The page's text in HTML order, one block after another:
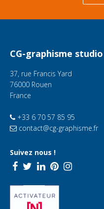
CG-graphisme
37, rue Francis Yard
76000 Rouen
France
+33 6 70 57 85 95
contact@cg-graphisme.fr
Suivez nous !